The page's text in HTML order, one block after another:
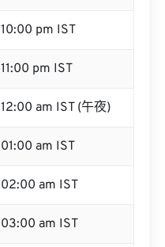
10:00 pm IST
11:00 pm IST
12:00 am IST (午夜)
01:00 am IST
02:00 am IST
03:00 am IST